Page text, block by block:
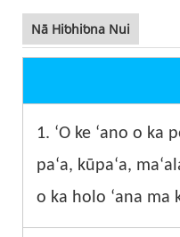
Nā Hiʻohiʻona Nui
1. ʻO ke ʻano o
paʻa, kūpaʻa,
o ka holo ʻana ma